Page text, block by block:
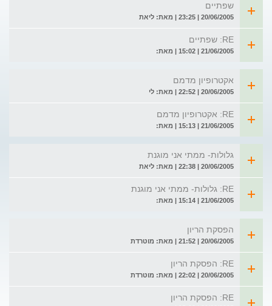
שפתיים
20/06/2005 | 23:25 | מאת: ליאת
RE: שפתיים
21/06/2005 | 15:02 | מאת:
אקטרופיון מדמם
20/06/2005 | 22:52 | מאת: לי
RE: אקטרופיון מדמם
21/06/2005 | 15:13 | מאת:
גלולות- ממתי אני מוגנת
20/06/2005 | 22:38 | מאת: ליאת
RE: גלולות- ממתי אני מוגנת
21/06/2005 | 15:14 | מאת:
הפסקת הריון
20/06/2005 | 21:52 | מאת: מוטרדת
RE: הפסקת הריון
20/06/2005 | 22:02 | מאת: מוטרדת
RE: הפסקת הריון